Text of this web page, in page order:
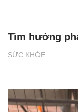
SỨC KHỎE
Tìm hướng